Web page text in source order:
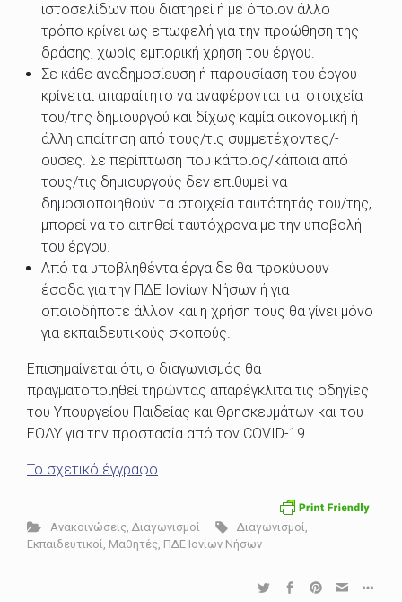
ιστοσελίδων που διατηρεί ή με όποιον άλλο
τρόπο κρίνει ως επωφελή για την προώθηση της
δράσης, χωρίς εμπορική χρήση του έργου.
Σε κάθε αναδημοσίευση ή παρουσίαση του έργου
κρίνεται απαραίτητο να αναφέρονται τα στοιχεία
του/της δημιουργού και δίχως καμία οικονομική ή
άλλη απαίτηση από τους/τις συμμετέχοντες/-
ουσες. Σε περίπτωση που κάποιος/κάποια από
τους/τις δημιουργούς δεν επιθυμεί να
δημοσιοποιηθούν τα στοιχεία ταυτότητάς του/της,
μπορεί να το αιτηθεί ταυτόχρονα με την υποβολή
του έργου.
Από τα υποβληθέντα έργα δε θα προκύψουν
έσοδα για την ΠΔΕ Ιονίων Νήσων ή για
οποιοδήποτε άλλον και η χρήση τους θα γίνει μόνο
για εκπαιδευτικούς σκοπούς.
Επισημαίνεται ότι, ο διαγωνισμός θα
πραγματοποιηθεί τηρώντας απαρέγκλιτα τις οδηγίες
του Υπουργείου Παιδείας και Θρησκευμάτων και του
ΕΟΔΥ για την προστασία από τον COVID-19.
Το σχετικό έγγραφο
Ανακοινώσεις Διαγωνισμοί Διαγωνισμοί
Εκπαιδευτικοί Μαθητές ΠΔΕ Ιονίων Νήσων